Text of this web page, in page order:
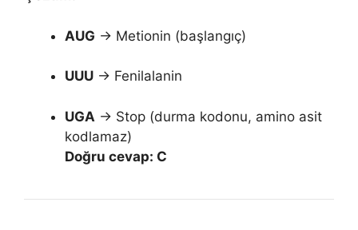
AUG → Metionin (başlangıç)
UUU → Fenilalanin
UGA → Stop (durma kodonu, amino asit
kodlamaz)
Doğru cevap: C